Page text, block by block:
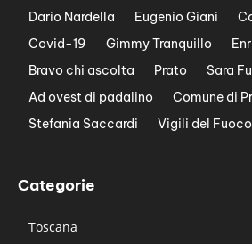
Dario Nardella
Eugenio Giani
Covid-19
Gimmy Tranquillo
Bravo chi ascolta
Prato Sara
Ad ovest di padalino
Comune di
Stefania Saccardi
Vigili del Fuoco
Categorie
Toscana